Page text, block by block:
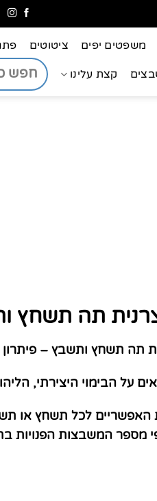
משפטים יפים ציטוטים
קצת עלינו
תה תשחץ
תה תשחץ ותשבץ – פיתרון
על הבימוי היצירתי,
האפשריים לכל תשחץ או
מספר המשבצות